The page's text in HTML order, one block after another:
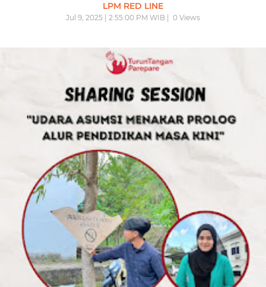
LPM RED LINE
Jul 9, 2025 | 2:55:00 PM WIB | 0 Views